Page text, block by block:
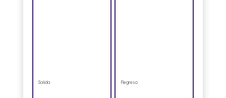
Salida Regreso